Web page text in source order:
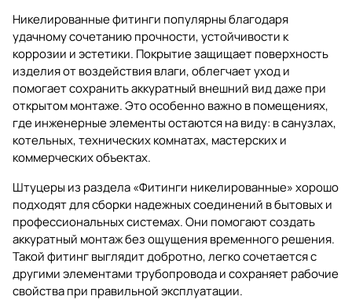
Никелированные фитинги популярны благодаря
удачному сочетанию прочности, устойчивости к
коррозии и эстетики. Покрытие защищает поверхность
изделия от воздействия влаги, облегчает уход и
помогает сохранить аккуратный внешний вид даже при
открытом монтаже. Это особенно важно в помещениях,
где инженерные элементы остаются на виду: в санузлах,
котельных, технических комнатах, мастерских и
коммерческих объектах.
Штуцеры из раздела«Фитинги никелированные»хорошо
подходят для сборки надежных соединений в бытовых и
профессиональных системах. Они помогают создать
аккуратный монтаж без ощущения временного решения.
Такой фитинг выглядит добротно, легко сочетается с
другими элементами трубопровода и сохраняет рабочие
свойства при правильной эксплуатации.